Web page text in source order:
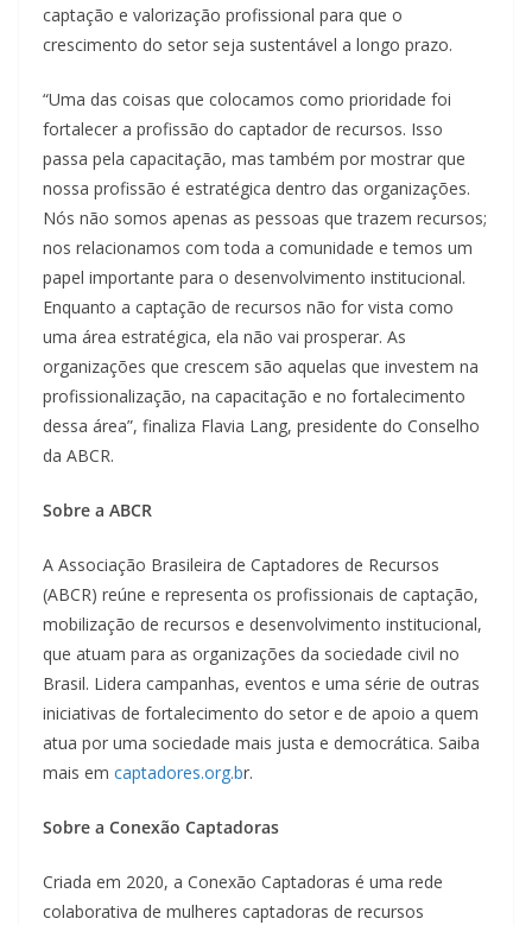
captação e valorização profissional para que o
crescimento do setor seja sustentável a longo prazo.
“Uma das coisas que colocamos como prioridade foi
fortalecer a profissão do captador de recursos. Isso
passa pela capacitação, mas também por mostrar que
nossa profissão é estratégica dentro das organizações.
Nós não somos apenas as pessoas que trazem recursos;
nos relacionamos com toda a comunidade e temos um
papel importante para o desenvolvimento institucional.
Enquanto a captação de recursos não for vista como
uma área estratégica, ela não vai prosperar. As
organizações que crescem são aquelas que investem na
profissionalização, na capacitação e no fortalecimento
dessa área”, finaliza Flavia Lang, presidente do Conselho
da ABCR.
Sobre a ABCR
A Associação Brasileira de Captadores de Recursos
(ABCR) reúne e representa os profissionais de captação,
mobilização de recursos e desenvolvimento institucional,
que atuam para as organizações da sociedade civil no
Brasil. Lidera campanhas, eventos e uma série de outras
iniciativas de fortalecimento do setor e de apoio a quem
atua por uma sociedade mais justa e democrática. Saiba
mais em captadores.org.br.
Sobre a Conexão Captadoras
Criada em 2020, a Conexão Captadoras é uma rede
colaborativa de mulheres captadoras de recursos